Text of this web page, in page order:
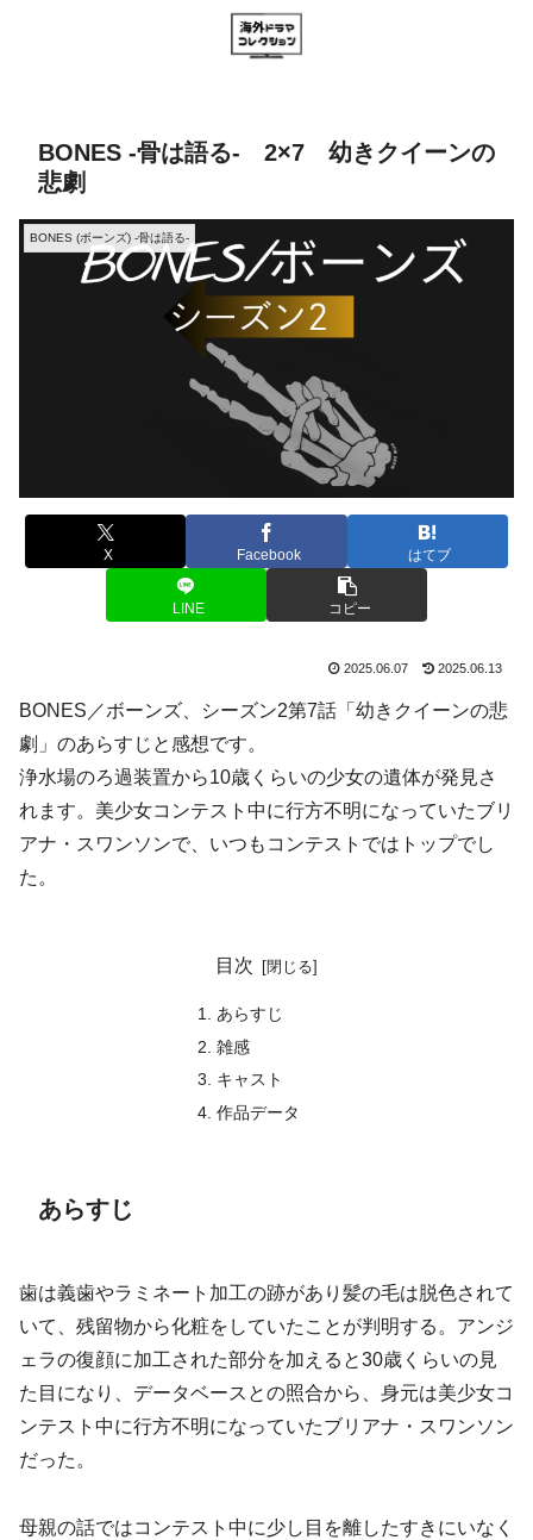
BONES -骨は語る- 2×7 幼きクイーンの
悲劇
BONES (ボーンズ) -骨は語る-
X Facebook はてブ
LINE コピー
2025.06.07 2025.06.13
BONES／ボーンズ、シーズン2第7話「幼きクイーンの悲
劇」のあらすじと感想です。
浄水場のろ過装置から10歳くらいの少女の遺体が発見さ
れます。美少女コンテスト中に行方不明になっていたブリ
アナ・スワンソンで、いつもコンテストではトップでし
た。
目次
あらすじ
雑感
キャスト
作品データ
あらすじ
歯は義歯やラミネート加工の跡があり髪の毛は脱色されて
いて、残留物から化粧をしていたことが判明する。アンジ
ェラの復顔に加工された部分を加えると30歳くらいの見
た目になり、データベースとの照合から、身元は美少女コ
ンテスト中に行方不明になっていたブリアナ・スワンソン
だった。
母親の話ではコンテスト中に少し目を離したすきにいなく